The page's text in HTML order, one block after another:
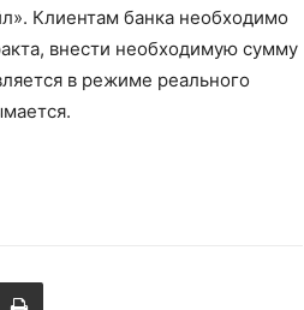
Клиентам банка необходимо
внести необходимую сумму
в режиме реального